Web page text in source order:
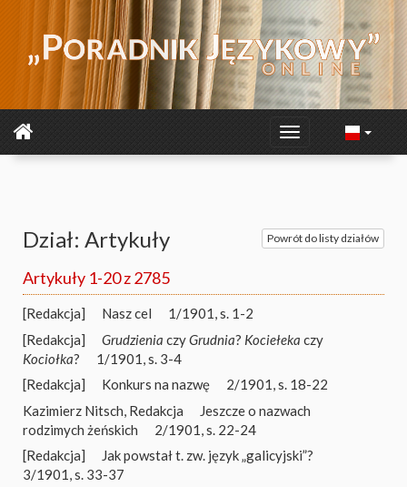
Powrót do listy działów
Dział: Artykuły
Artykuły 1-20 z 2785
[Redakcja] Nasz cel
1/1901, s. 1-2
[Redakcja]
Grudzienia czyGrudnia? Kociełeka czy
Kociołka?
1/1901, s. 3-4
[Redakcja]
Konkurs na nazwę
2/1901, s. 18-22
Kazimierz Nitsch Redakcja
Jeszcze o nazwach
rodzimych żeńskich
2/1901, s. 22-24
[Redakcja]
Jak powstał t. zw. język „galicyjski”?
3/1901, s. 33-37